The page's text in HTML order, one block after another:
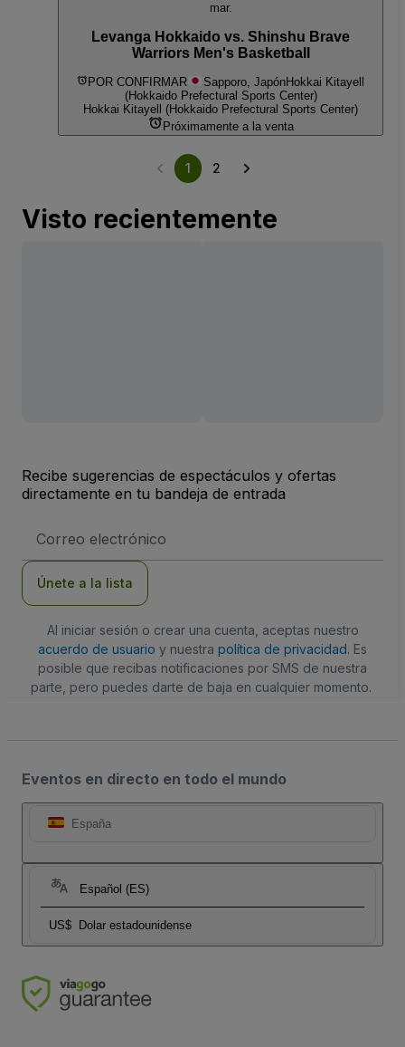
mar.
Levanga Hokkaido vs. Shinshu Brave
Warriors Men's Basketball
POR CONFIRMAR Sapporo, JapónHokkai Kitayell
(Hokkaido Prefectural Sports Center)
Hokkai Kitayell (Hokkaido Prefectural Sports Center)
Próximamente a la venta
1 2
Visto recientemente
Recibe sugerencias de espectáculos y ofertas
directamente en tu bandeja de entrada
de
Únete a la lista
Al iniciar sesión o crear una cuenta, aceptas nuestro
acuerdo de usuario y nuestra política de privacidad. Es
posible que recibas notificaciones por SMS de nuestra
parte, pero puedes darte de baja en cualquier momento.
Eventos en directo en todo el mundo
España
Español (ES)
US$ Dolar estadounidense